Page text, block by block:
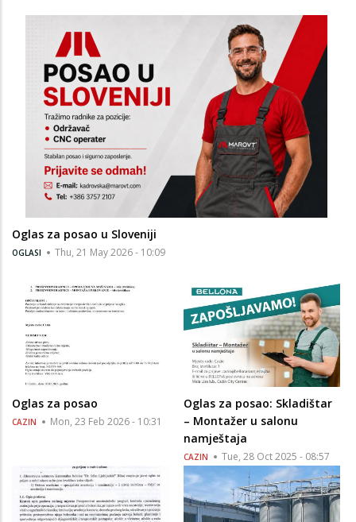
Oglas za posao u Sloveniji
OGLASI Thu, 21 May 2026 - 10:09
Oglas za posao
CAZIN Mon, 23 Feb 2026 - 10:31
Oglas za posao: Skladištar
– Montažer u salonu
namještaja
CAZIN Tue, 28 Oct 2025 - 08:57